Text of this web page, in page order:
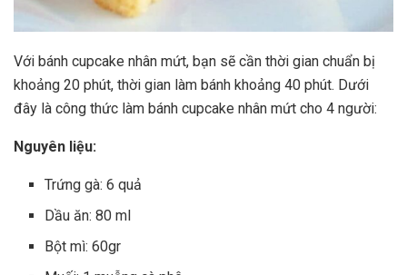
Với bánh cupcake nhân mứt, bạn sẽ cần thời gian chuẩn bị
khoảng 20 phút, thời gian làm bánh khoảng 40 phút. Dưới
đây là công thức làm bánh cupcake nhân mứt cho 4 người:
Nguyên liệu:
Trứng gà: 6 quả
Dầu ăn: 80 ml
Bột mì: 60gr